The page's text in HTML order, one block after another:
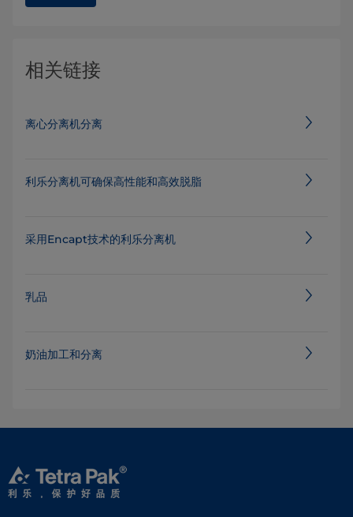
相关链接
离心分离机分离
利乐分离机可确保高性能和高效脱脂
采用Encapt技术的利乐分离机
乳品
奶油加工和分离